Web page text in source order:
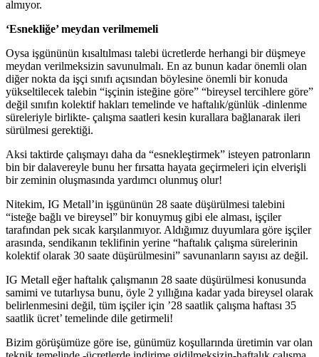
almıyor.
‘Esnekliğe’ meydan verilmemeli
Oysa işgününün kısaltılması talebi ücretlerde herhangi bir düşmeye
meydan verilmeksizin savunulmalı. En az bunun kadar önemli olan
diğer nokta da işçi sınıfı açısından böylesine önemli bir konuda
yükseltilecek talebin “işçinin isteğine göre” “bireysel tercihlere göre”
değil sınıfın kolektif hakları temelinde ve haftalık/günlük -dinlenme
süreleriyle birlikte- çalışma saatleri kesin kurallara bağlanarak ileri
sürülmesi gerektiği.
Aksi taktirde çalışmayı daha da “esnekleştirmek” isteyen patronların
bin bir dalavereyle bunu her fırsatta hayata geçirmeleri için elverişli
bir zeminin oluşmasında yardımcı olunmuş olur!
Nitekim, IG Metall’in işgününün 28 saate düşürülmesi talebini
“isteğe bağlı ve bireysel” bir konuymuş gibi ele alması, işçiler
tarafından pek sıcak karşılanmıyor. Aldığımız duyumlara göre işçiler
arasında, sendikanın teklifinin yerine “haftalık çalışma sürelerinin
kolektif olarak 30 saate düşürülmesini” savunanların sayısı az değil.
IG Metall eğer haftalık çalışmanın 28 saate düşürülmesi konusunda
samimi ve tutarlıysa bunu, öyle 2 yıllığına kadar yada bireysel olarak
belirlenmesini değil, tüm işçiler için ’28 saatlik çalışma haftası 35
saatlik ücret’ temelinde dile getirmeli!
Bizim görüşümüze göre ise, günümüz koşullarında üretimin var olan